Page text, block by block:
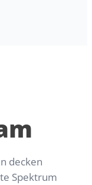
decken
Spektrum